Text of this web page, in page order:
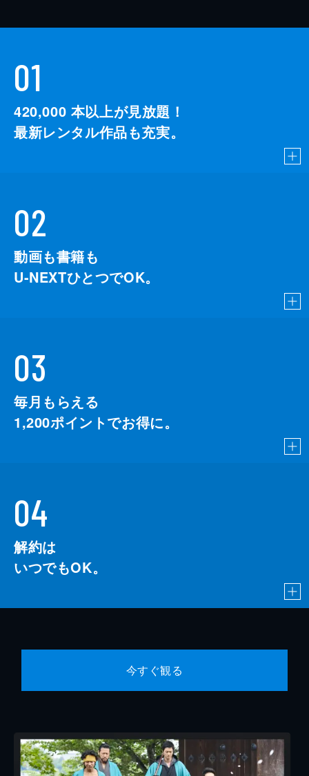
01
420,000 本以上が見放題！
最新レンタル作品も充実。
02
動画も書籍も
U-NEXTひとつでOK。
03
毎月もらえる
1,200ポイントでお得に。
04
解約は
いつでもOK。
今すぐ観る